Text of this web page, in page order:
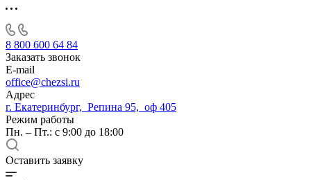
8 800 600 64 84
Заказать звонок
E-mail
office@chezsi.ru
Адрес
г. Екатеринбург, Репина 95, оф 405
Режим работы
Пн. – Пт.: с 9:00 до 18:00
Оставить заявку